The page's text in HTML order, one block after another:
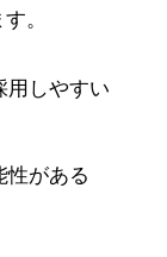
。
用しやすい
性がある